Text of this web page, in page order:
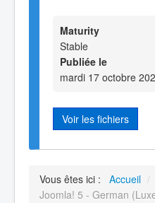
Maturity
Stable
Publiée le
mardi 17 octobre
Voir les fichiers
Vous êtes ici : Accueil /
Joomla! 5 - German